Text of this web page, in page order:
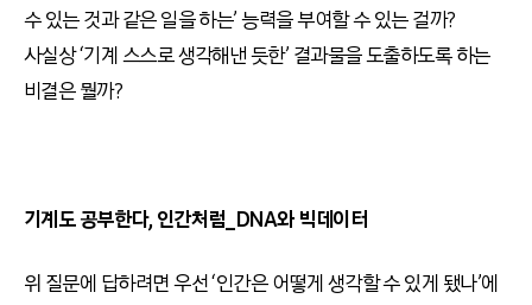
수 있는 것과 같은 일을 하는’ 능력을 부여할 수 있는 걸까?
사실상 ‘기계 스스로 생각해낸 듯한’ 결과물을 도출하도록 하는
비결은 뭘까?
기계도 공부한다, 인간처럼_DNA와 빅데이터
위 질문에 답하려면 우선 ‘인간은 어떻게 생각할 수 있게 됐나’에